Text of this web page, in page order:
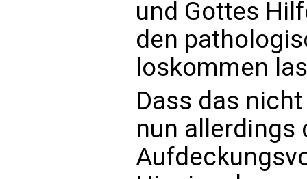
und Gottes
den
loskommen
Dass das
nun allerdings